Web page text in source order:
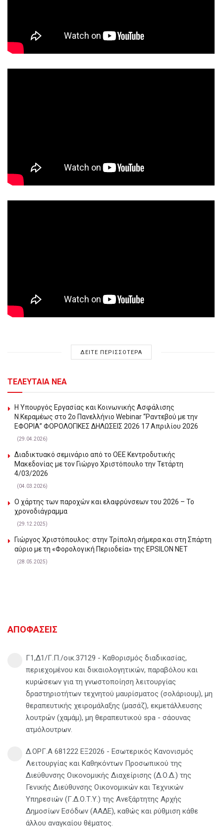
ΔΕΙΤΕ ΠΕΡΙΣΣΟΤΕΡΑ
ΤΕΛΕΥΤΑΙΑ ΝΕΑ
Η Υπουργός Εργασίας και Κοινωνικής Ασφάλισης
Ν.Κεραμέως στο 2o Πανελλήνιο Webinar “Ραντεβού με την
ΕΦΟΡΙΑ” ΦΟΡΟΛΟΓΙΚΕΣ ΔΗΛΩΣΕΙΣ 2026 17 Απριλίου 2026
(29.04.2026)
Διαδικτυακό σεμινάριο από το ΟΕΕ Κεντροδυτικής
Μακεδονίας με τον Γιώργο Χριστόπουλο την Τετάρτη
4/03/2026
(04.03.2026)
Ο χάρτης των παροχών και ελαφρύνσεων του 2026 – Το
χρονοδιάγραμμα
(29.12.2025)
Γιώργος Χριστόπουλος: στην Τρίπολη σήμερα και στη Σπάρτη
αύριο με τη «Φορολογική Περιοδεία» της EPSILON NET
(28.05.2025)
ΑΠΟΦΑΣΕΙΣ
Γ1,Δ1/Γ.Π./οικ.37129 - Καθορισμός διαδικασίας,
περιεχομένου και δικαιολογητικών, παραβόλου και
κυρώσεων για τη γνωστοποίηση λειτουργίας
δραστηριοτήτων τεχνητού μαυρίσματος (σολάριουμ), μη
θεραπευτικής χειρομάλαξης (μασάζ), εκμετάλλευσης
λουτρών (χαμάμ), μη θεραπευτικού spa - σάουνας
ατμόλουτρων.
Δ.ΟΡΓ.Α 681222 ΕΞ2026 - Εσωτερικός Κανονισμός
Λειτουργίας και Καθηκόντων Προσωπικού της
Διεύθυνσης Οικονομικής Διαχείρισης (Δ.Ο.Δ.) της
Γενικής Διεύθυνσης Οικονομικών και Τεχνικών
Υπηρεσιών (Γ.Δ.Ο.Τ.Υ.) της Ανεξάρτητης Αρχής
Δημοσίων Εσόδων (ΑΑΔΕ), καθώς και ρύθμιση κάθε
άλλου αναγκαίου θέματος.